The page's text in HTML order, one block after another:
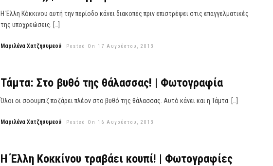
Η Έλλη Κόκκινου αυτή την περίοδο κάνει διακοπές πριν επιστρέψει στις επαγγελματικές
της υποχρεώσεις. […]
Μαριλένα Χατζησυμεού Posted On 17 Αυγούστου, 2013
Τάμτα: Στο βυθό της θάλασσας! | Φωτογραφία
Όλοι οι σοουμπιζ ποζάρει πλέον στο βυθό της θάλασσας. Αυτό κάνει και η Τάμτα. […]
Μαριλένα Χατζησυμεού Posted On 16 Αυγούστου, 2013
Η Έλλη Κοκκίνου τραβάει κουπί! | Φωτογραφίες